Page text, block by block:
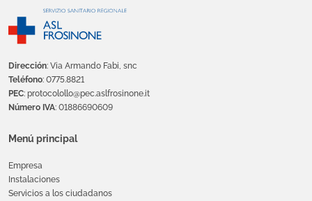
Dirección: Via Armando Fabi, snc
Teléfono: 0775.8821
PEC: protocolollo@pec.aslfrosinone.it
Número IVA: 01886690609
Menú principal
Empresa
Instalaciones
Servicios a los ciudadanos